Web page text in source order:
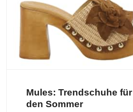
Mules: Trendschuhe für
den Sommer